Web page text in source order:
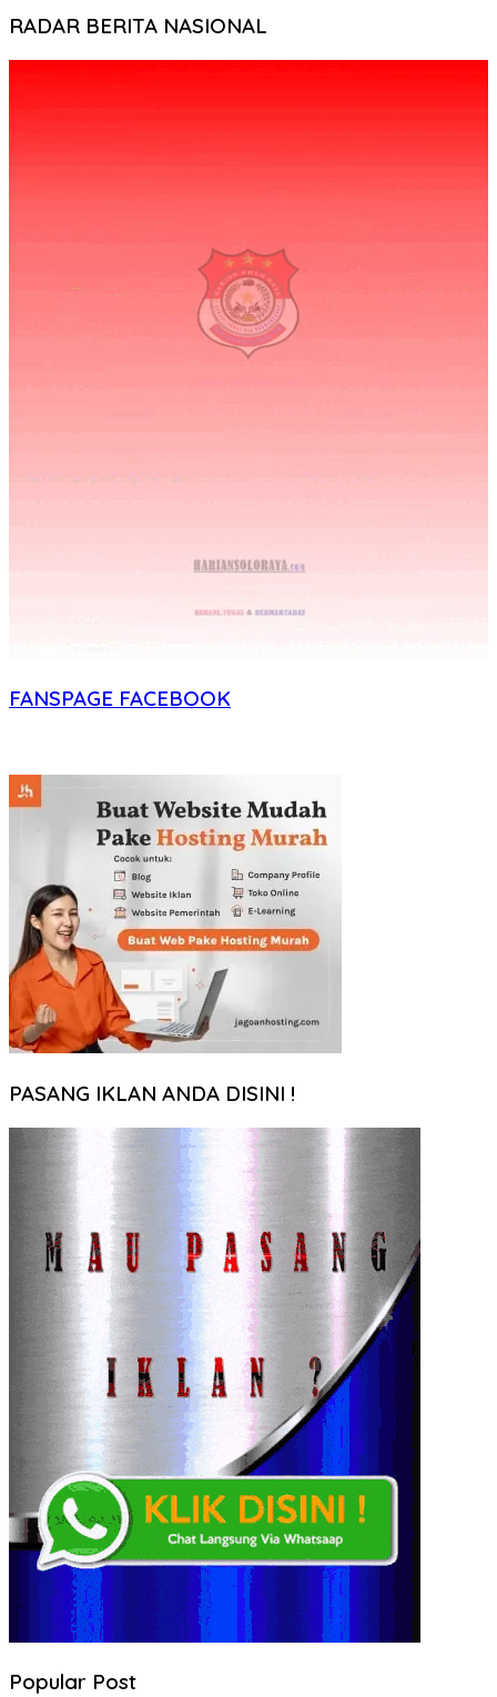
RADAR BERITA NASIONAL
FANSPAGE FACEBOOK
PASANG IKLAN ANDA DISINI !
Popular Post